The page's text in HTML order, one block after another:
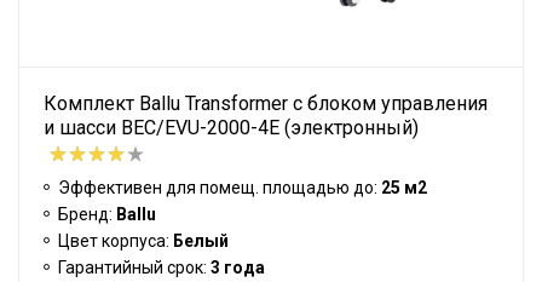
Комплект Ballu Transformer с блоком управления
и шасси BEC/EVU-2000-4E (электронный)
Эффективен для помещ. площадью до: 25 м2
Бренд: Ballu
Цвет корпуса: Белый
Гарантийный срок: 3 года